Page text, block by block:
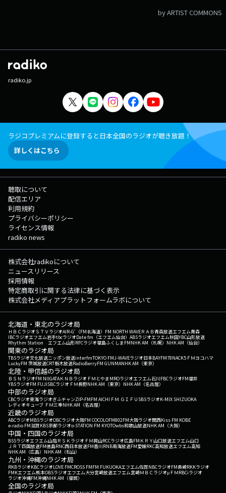
by ARTIST COMMONS
radiko.jp
ラジコプレミアムに登録すると日本全国のラジオが聴き放題！
詳しくはこちら
聴取について
配信エリア
利用規約
プライバシーポリシー
ライセンス情報
radiko news
株式会社radikoについて
ニュースリリース
採用情報
特定商取引に関する法律に基づく表示
株式会社メディアプラットフォームラボについて
北海道・東北のラジオ局
ＨＢＣラジオＳＴＶラジオAIR-G'（FM北海道） FM NORTH WAVEＲＡＢ青森放送エフエム青森
IBCラジオエフエム岩手tbcラジオDate fm（エフエム仙台） ABSラジオエフエム秋田YBC山形放送
Rhythm Station エフエム山形RFCラジオ福島ふくしまFMNHK AM（札幌） NHK AM（仙台）
関東のラジオ局
TBSラジオ文化放送ニッポン放送interfmTOKYO FMJ-WAVEラジオ日本BAYFM78NACK5 ＦＭヨコハマ
LuckyFM 茨城放送CRT栃木放送RadioBerryFM GUNMANHK AM（東京）
北陸・甲信越のラジオ局
ＢＳＮラジオFM NIIGATAＫＮＢラジオ ＦＭとやまMROラジオエフエム石川FBCラジオFM福井
YBSラジオFM FUJISBCラジオ ＦＭ長野NHK AM（東京） NHK AM（名古屋）
中部のラジオ局
CBCラジオ東海ラジオぎふチャンZIP-FMFM AICHI ＦＭ ＧＩＦＵ SBSラジオK-MIX SHIZUOKA
レディオキューブ ＦＭ三重NHK AM（名古屋）
近畿のラジオ局
ABCラジオMBSラジオOBCラジオ大阪FM COCOLOFM802FM大阪ラジオ関西Kiss FM KOBE
e-radio FM滋賀KBS京都ラジオα-STATION FM KYOTOwbs和歌山放送NHK AM（大阪）
中国・四国のラジオ局
BSSラジオエフエム山陰ＲＳＫラジオ ＦＭ岡山RCCラジオ広島FM ＫＲＹ山口放送エフエム山口
ＪＲＴ四国放送FM徳島RNC西日本放送FM香川RNB南海放送FM愛媛RKC高知放送エフエム高知
NHK AM（広島） NHK AM（松山）
九州・沖縄のラジオ局
RKBラジオKBCラジオLOVE FMCROSS FMFM FUKUOKAエフエム佐賀NBCラジオFM長崎RKKラジオ
FMKエフエム熊本OBSラジオエフエム大分宮崎放送エフエム宮崎ＭＢＣラジオμＦＭRBCiラジオ
ラジオ沖縄FM沖縄NHK AM（福岡）
全国のラジオ局